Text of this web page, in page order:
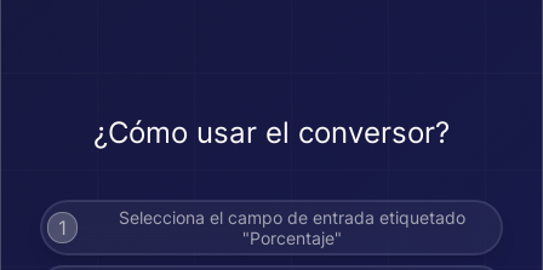
¿Cómo usar el conversor?
1
Selecciona el campo de entrada etiquetado
"Porcentaje"